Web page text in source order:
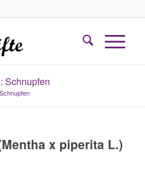
Schnupfen
Schnupfen
x piperita L.)